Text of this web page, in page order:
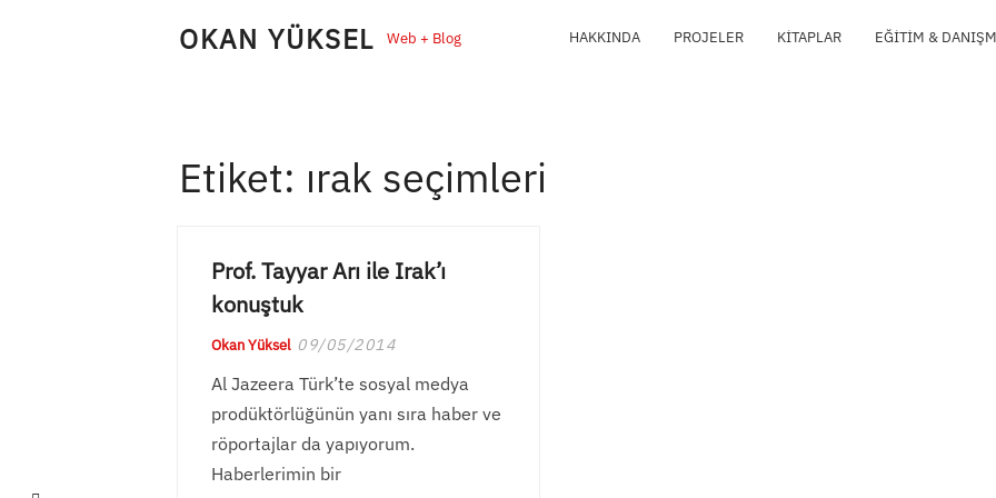
OKAN YÜKSEL Web + Blog HAKKINDA PROJELER KITAPLAR EĞITIM &
Etiket: ırak seçimleri
Prof. Tayyar Arı ile Irak’ı
konuştuk
Okan Yüksel 09/05/2014
Al Jazeera Türk’te sosyal medya
prodüktörlüğünün yanı sıra haber ve
röportajlar da yapıyorum.
Haberlerimin bir